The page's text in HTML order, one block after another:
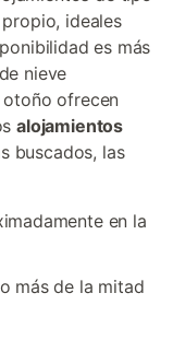
ideales
es más
nieve
otoño ofrecen
alojamientos
buscados, las
en la
más de la mitad